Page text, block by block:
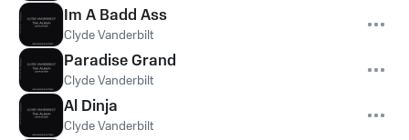
Im A Badd Ass
Clyde Vanderbilt
Paradise Grand
Clyde Vanderbilt
Al Dinja
Clyde Vanderbilt